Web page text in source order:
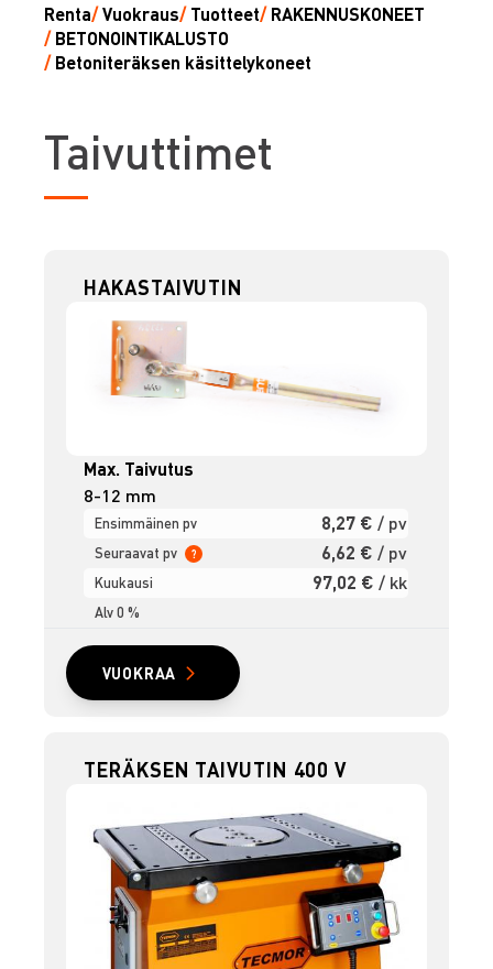
Renta/Vuokraus/ Tuotteet/ RAKENNUSKONEET
/ BETONOINTIKALUSTO
/ Betoniteräksen käsittelykoneet
Taivuttimet
HAKASTAIVUTIN
Max. Taivutus
8-12 mm
Ensimmäinen pv 8,27 € / pv
Seuraavat pv ? 6,62 € / pv
Kuukausi 97,02 € / kk
Alv 0 %
VUOKRAA
TERÄKSEN TAIVUTIN 400 V